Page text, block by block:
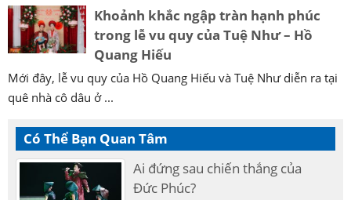
Khoảnh khắc ngập tràn hạnh phúc
trong lễ vu quy của Tuệ Như – Hồ
Quang Hiếu
Mới đây, lễ vu quy của Hồ Quang Hiếu và Tuệ Như diễn ra tại
quê nhà cô dâu ở ...
Có Thể Bạn Quan Tâm
Ai đứng sau chiến thắng của
Đức Phúc?